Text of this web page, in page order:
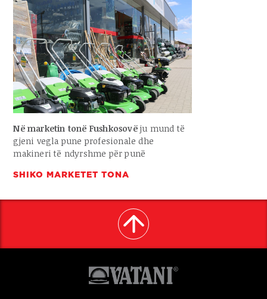
Në marketin tonë Fushkosovëju mund të
gjeni vegla pune profesionale dhe
makineri të ndyrshme për punë
SHIKO MARKETET TONA